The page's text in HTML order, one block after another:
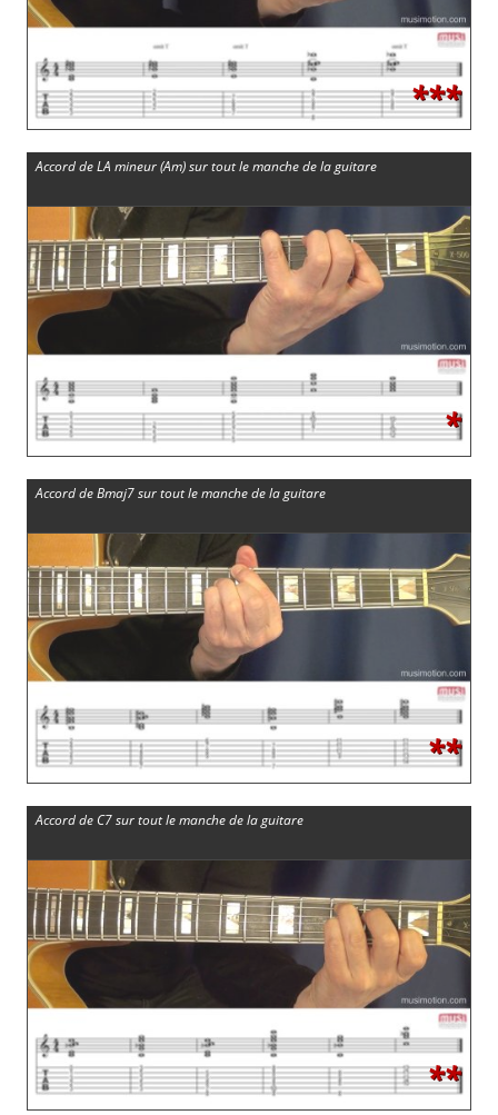
***
Accord de LA mineur (Am) sur tout le manche de la guitare
*
Accord de Bmaj7 sur tout le manche de la guitare
**
Accord de C7 sur tout le manche de la guitare
**